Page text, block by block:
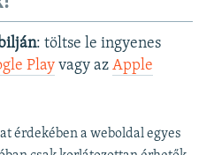
: töltse le ingyenes
Playvagy az Apple
érdekében a weboldal egyes